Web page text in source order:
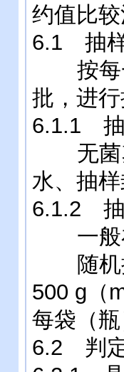
约值比
6.1 抽
按每一
批，进
6.1.1
无菌塑
水、抽
6.1.2 抽
一般在
随机抽
500 g（
每袋（
6.2 判